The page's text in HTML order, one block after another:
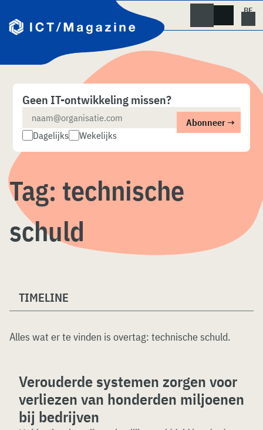
naar
content
Geen IT-ontwikkeling missen?
Dagelijks Wekelijks
Tag: technische
schuld
TIMELINE
Alles wat er te vinden is overtag: technische schuld.
Verouderde systemen zorgen voor
verliezen van honderden miljoenen
bij bedrijven